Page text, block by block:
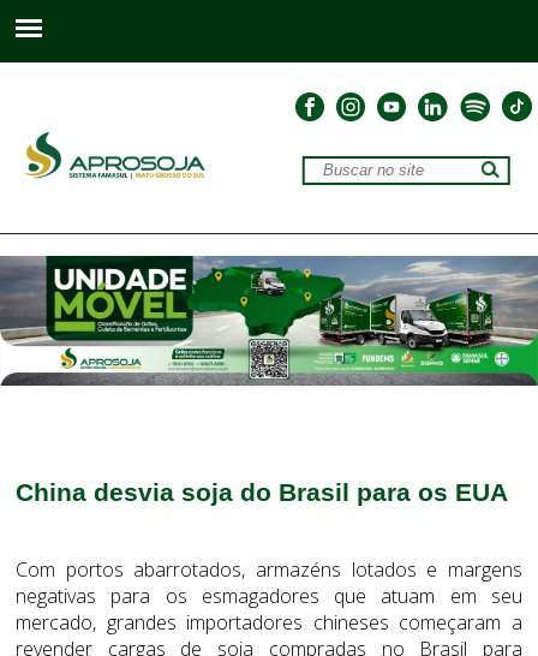
China desvia soja do Brasil para os EUA
Com portos abarrotados, armazéns lotados e margens
negativas para os esmagadores que atuam em seu
mercado, grandes importadores chineses começaram a
revender cargas de soja compradas no Brasil para